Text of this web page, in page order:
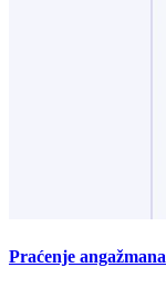
Praćenje angažmana